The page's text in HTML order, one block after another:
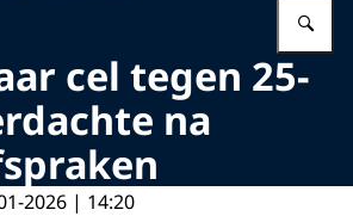
cel tegen 25-
na
2026 | 14:20